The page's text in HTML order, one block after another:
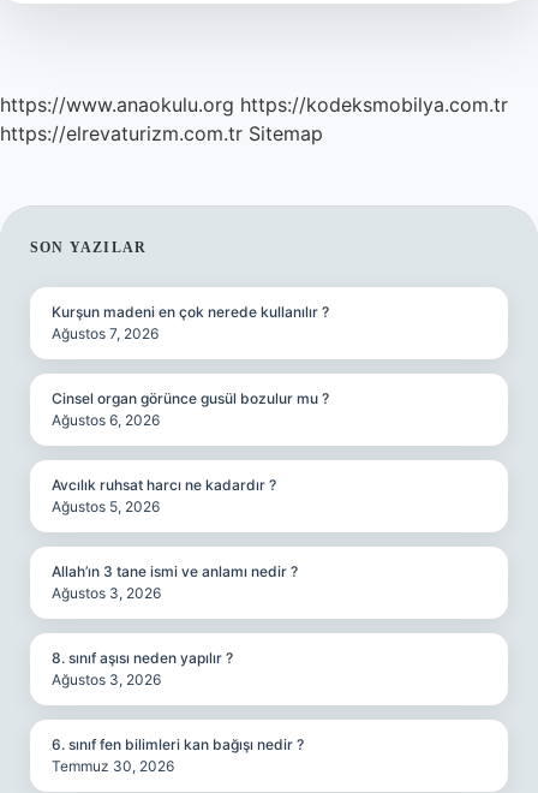
https://www.anaokulu.org https://kodeksmobilya.com.tr
https://elrevaturizm.com.tr Sitemap
SIDEBAR
SON YAZILAR
Kurşun madeni en çok nerede kullanılır ?
Ağustos 7, 2026
Cinsel organ görünce gusül bozulur mu ?
Ağustos 6, 2026
Avcılık ruhsat harcı ne kadardır ?
Ağustos 5, 2026
Allah’ın 3 tane ismi ve anlamı nedir ?
Ağustos 3, 2026
8. sınıf aşısı neden yapılır ?
Ağustos 3, 2026
6. sınıf fen bilimleri kan bağışı nedir ?
Temmuz 30, 2026